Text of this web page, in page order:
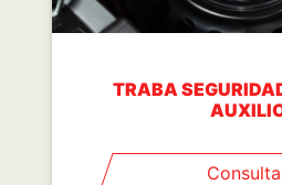
TRABA